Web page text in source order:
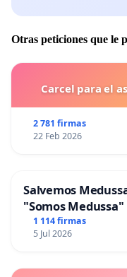
Otras peticiones que le
Carcel para el
2 781 firmas
22 Feb 2026
Salvemos
"Somos Medussa"
1 114 firmas
5 Jul 2026